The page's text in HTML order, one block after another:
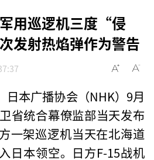
用巡逻机三度“侵
发射热焰弹作为警告
日本广播协会（NHK）9月
省统合幕僚监部当天发布
一架巡逻机当天在北海道
日本领空。日方F-15战机